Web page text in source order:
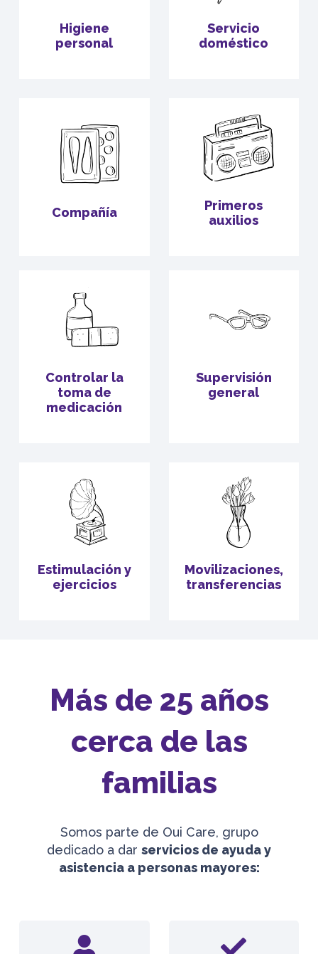
Higiene
personal
Servicio
doméstico
Compañía
Primeros
auxilios
Controlar la
toma de
medicación
Supervisión
general
Estimulación y
ejercicios
Movilizaciones,
transferencias
Más de 25 años
cerca de las
familias
Somos parte de Oui Care, grupo
dedicado a dar servicios de ayuda y
asistencia a personas mayores: